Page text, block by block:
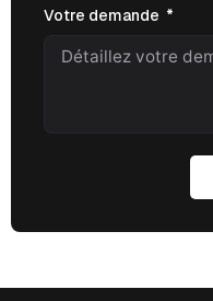
Votre demande